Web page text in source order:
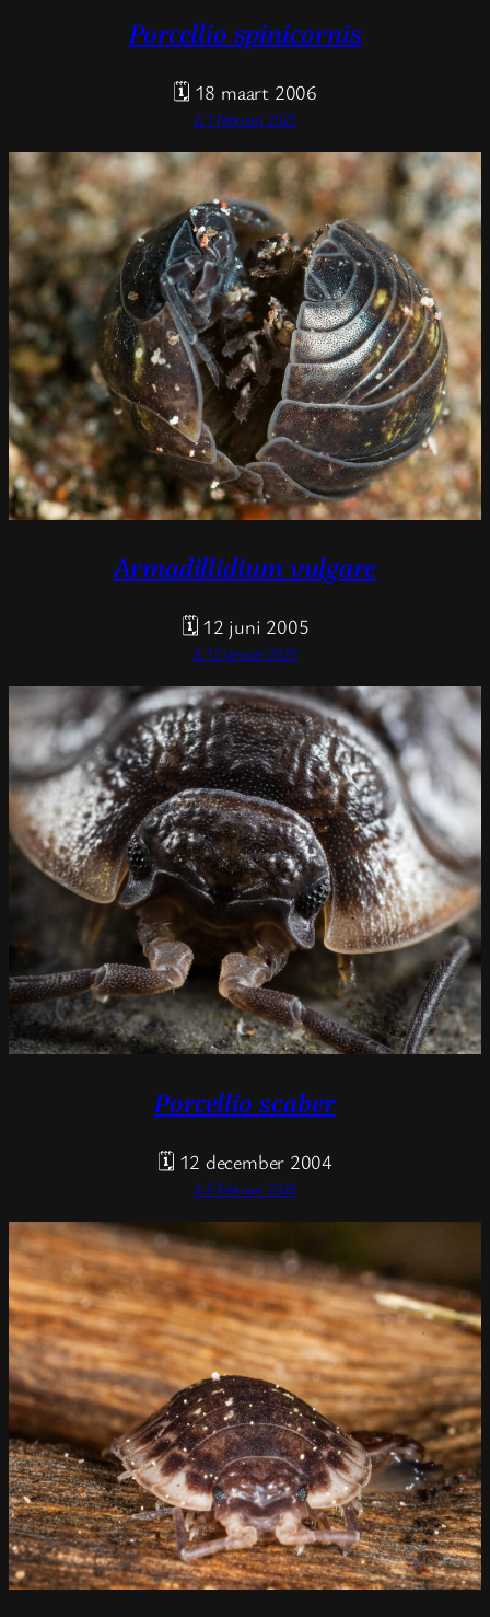
Porcellio spinicornis
🗓 18 maart 2006
Δ 1 februari 2025
Armadillidium vulgare
🗓 12 juni 2005
Δ 12 januari 2025
Porcellio scaber
🗓 12 december 2004
Δ 2 februari 2025